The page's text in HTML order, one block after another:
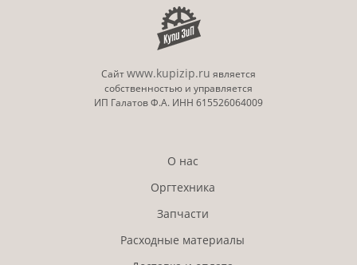
Сайтwww.kupizip.ru является
собственностью и управляется
ИП Галатов Ф.А. ИНН 615526064009
О нас
Оргтехника
Запчасти
Расходные материалы